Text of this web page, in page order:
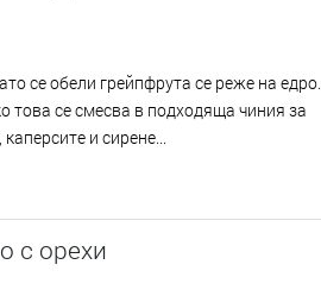
се обели грейпфрута се реже на едро.
това се смесва в подходяща чиния за
и сирене...
с орехи